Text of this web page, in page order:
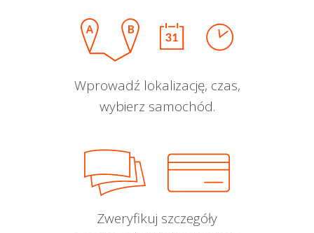
Wprowadź lokalizację, czas,
wybierz samochód.
Zweryfikuj szczegóły